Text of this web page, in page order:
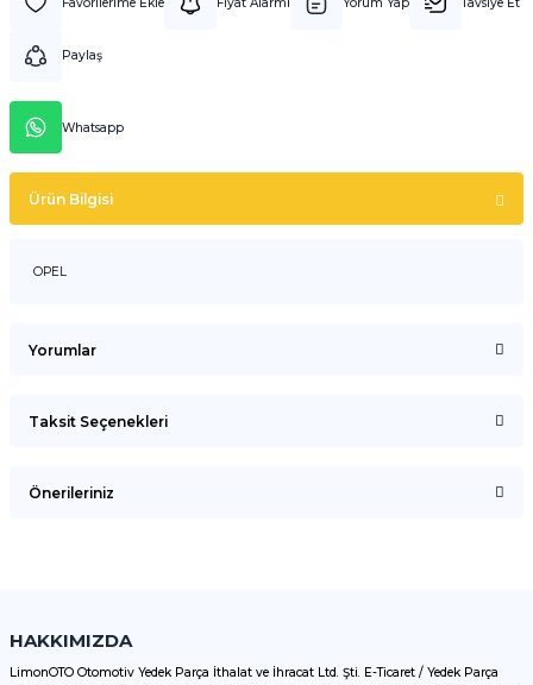
Paylaş
Whatsapp
Ürün Bilgisi
OPEL
Yorumlar
Taksit Seçenekleri
Önerileriniz
Görüş ve önerileriniz için teşekkür ederiz.
HAKKIMIZDA
LimonOTO Otomotiv Yedek Parça İthalat ve İhracat Ltd. Şti. E-Ticaret / Yedek Parça